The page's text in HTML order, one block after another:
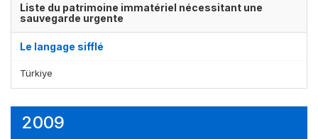
Liste du patrimoine immatériel nécessitant une
sauvegarde urgente
Le langage sifflé
Türkiye
2009